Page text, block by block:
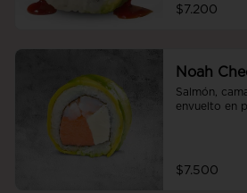
$7.200
Noah
Salmón,
envuelto en
$7.500